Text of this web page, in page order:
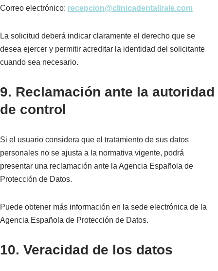
Correo electrónico: recepcion@clinicadentalirale.com
La solicitud deberá indicar claramente el derecho que se
desea ejercer y permitir acreditar la identidad del solicitante
cuando sea necesario.
9. Reclamación ante la autoridad
de control
Si el usuario considera que el tratamiento de sus datos
personales no se ajusta a la normativa vigente, podrá
presentar una reclamación ante la Agencia Española de
Protección de Datos.
Puede obtener más información en la sede electrónica de la
Agencia Española de Protección de Datos.
10. Veracidad de los datos